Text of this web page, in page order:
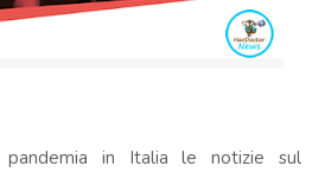
in Italia le notizie sul